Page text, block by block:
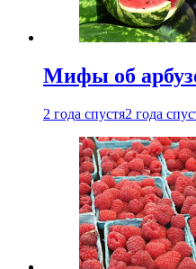
Мифы об
2 года спустя2 года